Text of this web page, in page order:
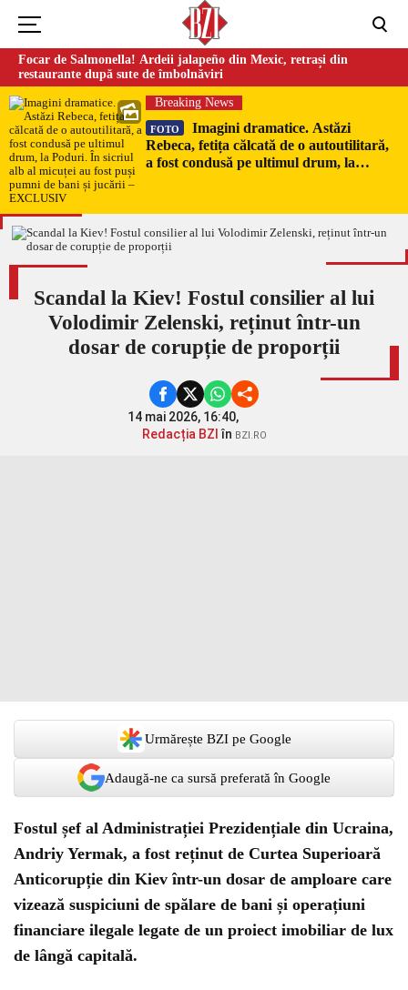
Focar de Salmonella! Ardeii jalapeño din Mexic, retrași din
restaurante după sute de îmbolnăviri
Breaking News
FOTO
Imagini dramatice. Astăzi
Rebeca, fetița călcată de o autoutilitară,
a fost condusă pe ultimul drum, la
EXCLUSIV
Scandal la Kiev! Fostul consilier al lui
Volodimir Zelenski, reținut într-un
dosar de corupție de proporții
14 mai 2026, 16:40,
Redacția BZI în BZI.RO
Urmărește BZI pe Google
Adaugă-ne ca sursă preferată în Google
Fostul șef al Administrației Prezidențiale din Ucraina,
Andriy Yermak, a fost reținut de Curtea Superioară
Anticorupție din Kiev într-un dosar de amploare care
vizează suspiciuni de spălare de bani și operațiuni
financiare ilegale legate de un proiect imobiliar de lux
de lângă capitală.